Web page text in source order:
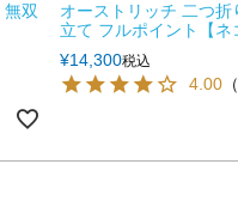
双
オーストリッチ 二つ
立て フルポイント【ネ
¥14,300税込
4.00